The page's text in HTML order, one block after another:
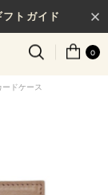
トガイド
0
ードケース